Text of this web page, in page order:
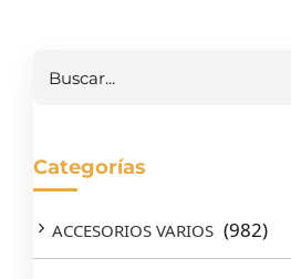
Categorías
ACCESORIOS VARIOS (982)